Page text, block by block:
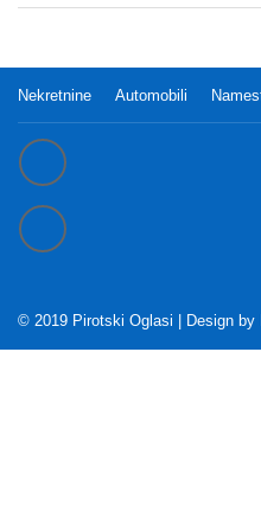
Nekretnine Automobili
© 2019 Pirotski Oglasi | Design by